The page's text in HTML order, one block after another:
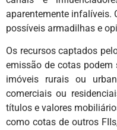
aparentemente infalíveis.
possíveis armadilhas e
Os recursos captados
emissão de cotas
imóveis rurais ou
comerciais ou
títulos e valores
como cotas de outros